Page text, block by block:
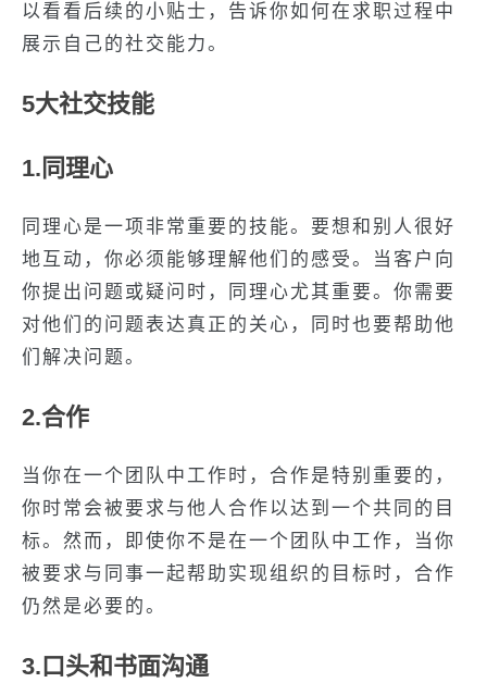
以看看后续的小贴士，告诉你如何在求职过程中
展示自己的社交能力。
5大社交技能
1.同理心
同理心是一项非常重要的技能。要想和别人很好
地互动，你必须能够理解他们的感受。当客户向
你提出问题或疑问时，同理心尤其重要。你需要
对他们的问题表达真正的关心，同时也要帮助他
们解决问题。
2.合作
当你在一个团队中工作时，合作是特别重要的，
你时常会被要求与他人合作以达到一个共同的目
标。然而，即使你不是在一个团队中工作，当你
被要求与同事一起帮助实现组织的目标时，合作
仍然是必要的。
3.口头和书面沟通